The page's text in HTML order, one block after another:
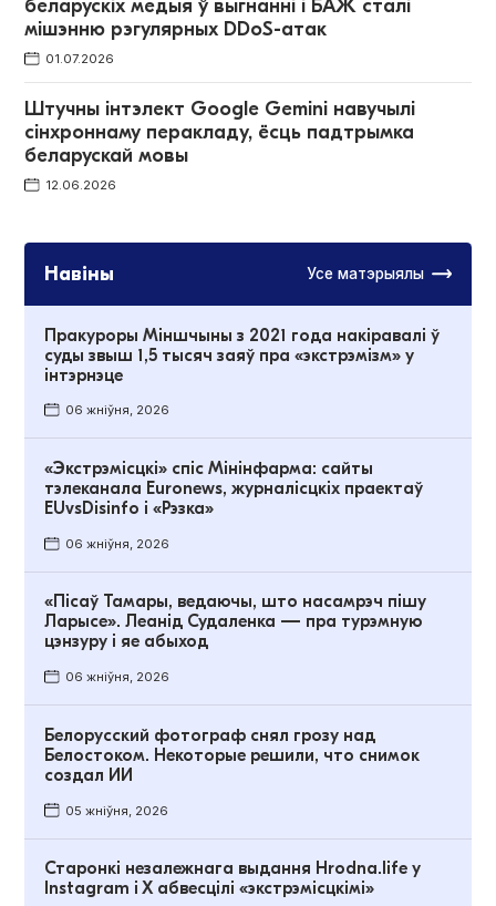
беларускіх медыя ў выгнанні і БАЖ сталі
мішэнню рэгулярных DDoS-атак
01.07.2026
Штучны інтэлект Google Gemini навучылі
сінхроннаму перакладу, ёсць падтрымка
беларускай мовы
12.06.2026
Навіны Усе матэрыялы
Пракуроры Міншчыны з 2021 года накіравалі ў
суды звыш 1,5 тысяч заяў пра «экстрэмізм» у
інтэрнэце
06 жніўня, 2026
«Экстрэмісцкі» спіс Мінінфарма: сайты
тэлеканала Euronews, журналісцкіх праектаў
EUvsDisinfo і «Рэзка»
06 жніўня, 2026
«Пісаў Тамары, ведаючы, што насамрэч пішу
Ларысе». Леанід Судаленка — пра турэмную
цэнзуру і яе абыход
06 жніўня, 2026
Белорусский фотограф снял грозу над
Белостоком. Некоторые решили, что снимок
создал ИИ
05 жніўня, 2026
Старонкі незалежнага выдання Hrodna.life у
Instagram і Х абвесцілі «экстрэмісцкімі»